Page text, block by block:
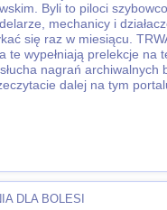
Byli to piloci
mechanicy i
się raz w miesiącu.
te wypełniają prelekcje na
nagrań archiwalnych
dalej na tym
DLA BOLESI